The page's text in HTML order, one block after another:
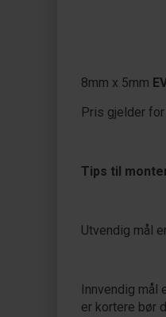
8mm x 5mm
Pris gjelder
Tips til
Utvendig mål
Innvendig mål
er kortere bør